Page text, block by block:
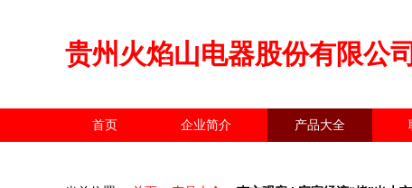
贵州火焰山电器股份有限公司
首页 企业简介 产品大全